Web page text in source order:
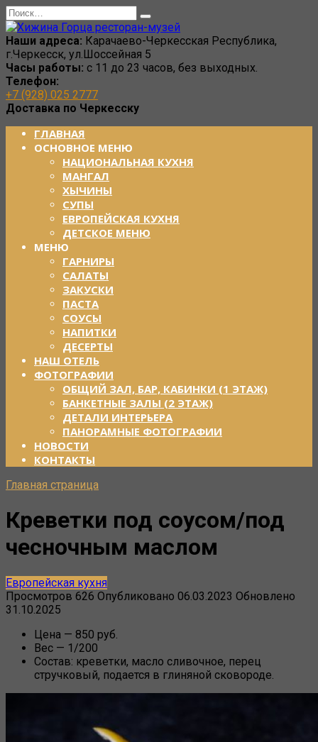
Перейти
к
содержанию
Search
for:
Наши адреса: Карачаево-Черкесская Республика,
г.Черкесск, ул.Шоссейная 5
Часы работы: с 11 до 23 часов, без выходных.
Телефон:
+7 (928) 025 2777
Доставка по Черкесску
ГЛАВНАЯ
ОСНОВНОЕ МЕНЮ
НАЦИОНАЛЬНАЯ КУХНЯ
МАНГАЛ
ХЫЧИНЫ
СУПЫ
ЕВРОПЕЙСКАЯ КУХНЯ
ДЕТСКОЕ МЕНЮ
МЕНЮ
ГАРНИРЫ
САЛАТЫ
ЗАКУСКИ
ПАСТА
СОУСЫ
НАПИТКИ
ДЕСЕРТЫ
НАШ ОТЕЛЬ
ФОТОГРАФИИ
ОБЩИЙ ЗАЛ, БАР, КАБИНКИ (1 ЭТАЖ)
БАНКЕТНЫЕ ЗАЛЫ (2 ЭТАЖ)
ДЕТАЛИ ИНТЕРЬЕРА
ПАНОРАМНЫЕ ФОТОГРАФИИ
НОВОСТИ
КОНТАКТЫ
Главная страница
Креветки под соусом/под
чесночным маслом
Европейская кухня
Просмотров 626 Опубликовано 06.03.2023 Обновлено
31.10.2025
Цена — 850 руб.
Вес — 1/200
Состав: креветки, масло сливочное, перец
стручковый, подается в глиняной сковороде.